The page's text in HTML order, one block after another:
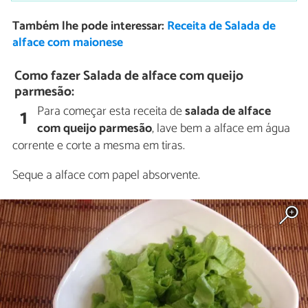
Também lhe pode interessar: Receita de Salada de
alface com maionese
Como fazer Salada de alface com queijo
parmesão:
1 Para começar esta receita desalada de alface
com queijo parmesão, lave bem a alface em água
corrente e corte a mesma em tiras.
Seque a alface com papel absorvente.